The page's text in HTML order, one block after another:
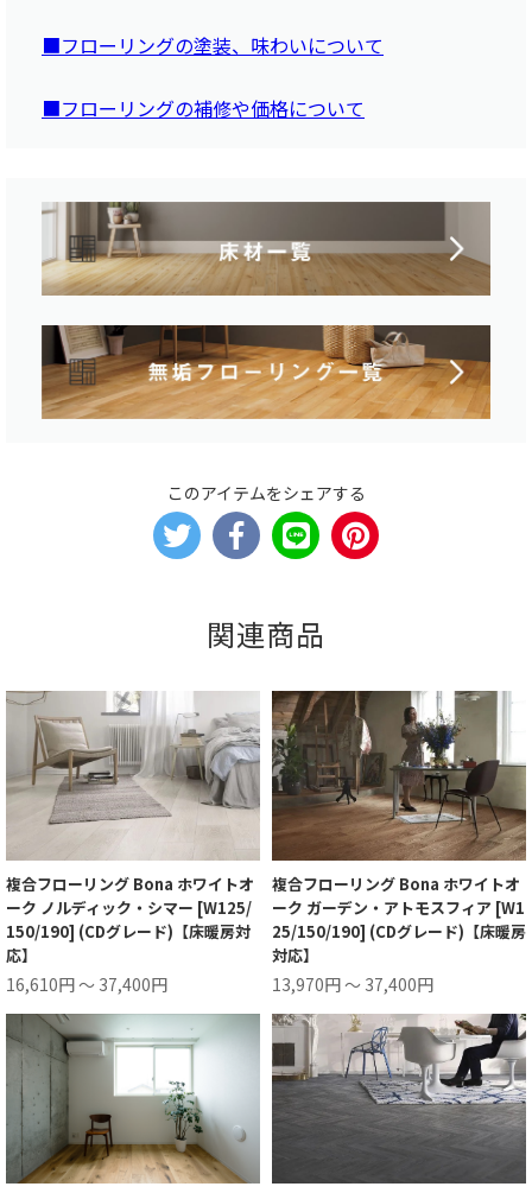
■フローリングの塗装、味わいについて
■フローリングの補修や価格について
このアイテムをシェアする
関連商品
複合フローリング Bona ホワイトオ
ーク ノルディック・シマー [W125/
150/190] (CDグレード)【床暖房対
応】
16,610円 ～ 37,400円
複合フローリング Bona ホワイトオ
ーク ガーデン・アトモスフィア [W1
25/150/190] (CDグレード)【床暖房
対応】
13,970円 ～ 37,400円